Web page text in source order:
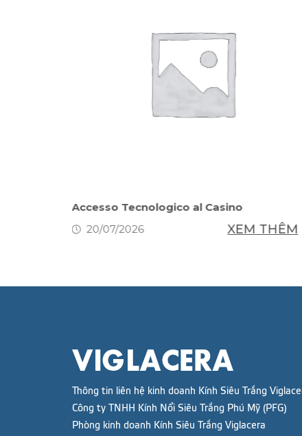
Accesso Tecnologico al Casino
20/07/2026
XEM THÊM
Thông tin liên hệ kinh doanh Kính Siêu Trắng
Công ty TNHH Kính Nổi Siêu Trắng Phú Mỹ (PFG)
Phòng kinh doanh Kính Siêu Trắng Viglacera